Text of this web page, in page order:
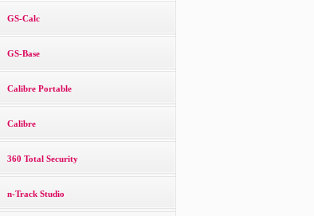
GS-Calc
GS-Base
Calibre Portable
Calibre
360 Total Security
n-Track Studio